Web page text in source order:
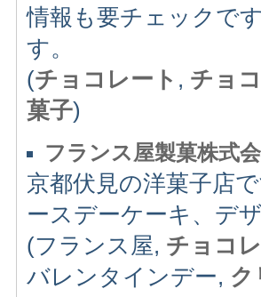
情報も要チェックで
す。
(チョコレート , チョコ
菓子)
フランス屋製菓株式
京都伏見の洋菓子店
ースデーケーキ、デ
(フランス屋, チョコ
バレンタインデー, ク